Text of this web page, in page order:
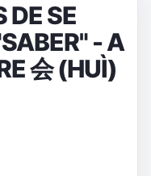
DE SE
- A
会 (HUÌ)